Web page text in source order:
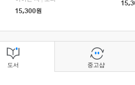
15,300원
도서 중고샵